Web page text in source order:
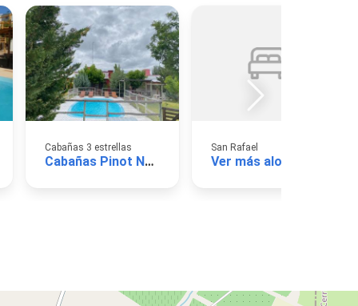
Cabañas 3 estrellas
Cabañas Pinot Noir
San Rafael